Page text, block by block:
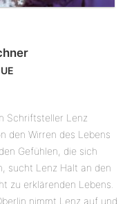
Schriftsteller Lenz
den Wirren des Lebens
Gefühlen, die sich
sucht Lenz Halt an den
zu erklärenden Lebens.
nimmt Lenz auf und